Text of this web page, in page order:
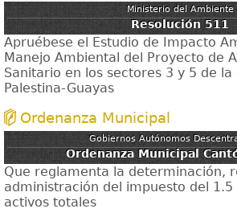
Ministerio del Ambiente
Resolución 511
Apruébese el Estudio de Impacto
Manejo Ambiental del Proyecto de
Sanitario en los sectores 3 y 5 de la
Palestina-Guayas
Ordenanza Municipal
Gobiernos Autónomos
Ordenanza Municipal
Que reglamenta la determinación,
administración del impuesto del
activos totales